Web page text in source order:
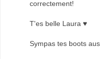
correctement!
T'es belle Laura ♥
Sympas tes boots